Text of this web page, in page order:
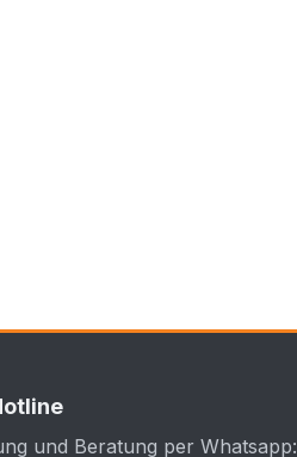
und Beratung per Whatsapp: